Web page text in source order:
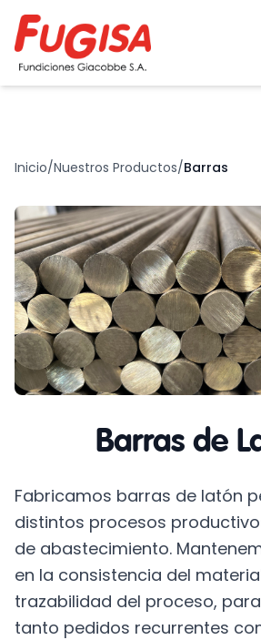
Inicio/Nuestros Productos/Barras
Barras de
Fabricamos barras de latón
distintos procesos
de abastecimiento.
en la consistencia del
trazabilidad del proceso,
tanto pedidos recurrentes